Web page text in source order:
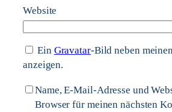
Website
Ein Gravatar-Bild neben
anzeigen.
Name, E-Mail-Adresse und
Browser für meinen nächsten